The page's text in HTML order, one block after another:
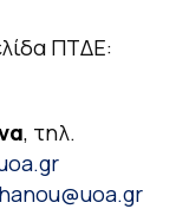
ΠΤΔΕ:
, τηλ.